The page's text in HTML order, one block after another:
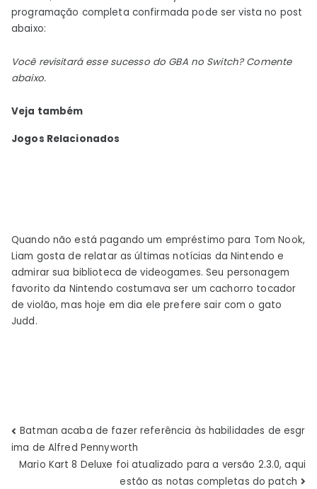
programação completa confirmada pode ser vista no post
abaixo:
Você revisitará esse sucesso do GBA no Switch? Comente
abaixo.
Veja também
Jogos Relacionados
Quando não está pagando um empréstimo para Tom Nook,
Liam gosta de relatar as últimas notícias da Nintendo e
admirar sua biblioteca de videogames. Seu personagem
favorito da Nintendo costumava ser um cachorro tocador
de violão, mas hoje em dia ele prefere sair com o gato
Judd.
Navegação
de
Batman acaba de fazer referência às habilidades de esgr
ima de Alfred Pennyworth
Mario Kart 8 Deluxe foi atualizado para a versão 2.3.0, aqui
estão as notas completas do patch